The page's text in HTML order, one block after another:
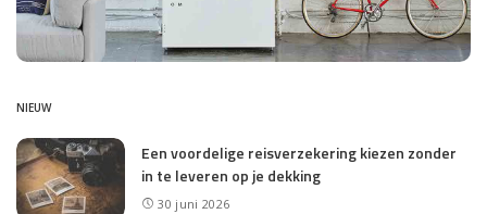
NIEUW
Een voordelige reisverzekering kiezen zonder
in te leveren op je dekking
30 juni 2026